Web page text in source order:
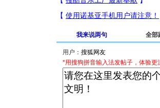
我来说两句 全部
用户：
*用搜狗拼音输入法发帖子，体验更